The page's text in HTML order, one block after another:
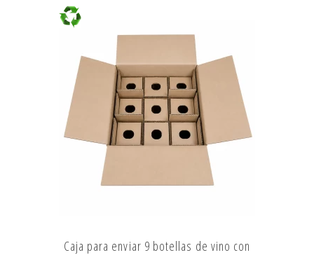
Caja para enviar 9 botellas de vino con